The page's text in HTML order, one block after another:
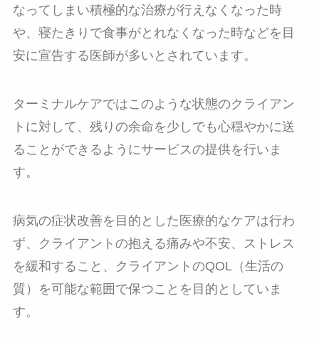
なってしまい積極的な治療が行えなくなった時
や、寝たきりで食事がとれなくなった時などを目
安に宣告する医師が多いとされています。
ターミナルケアではこのような状態のクライアン
トに対して、残りの余命を少しでも心穏やかに送
ることができるようにサービスの提供を行いま
す。
病気の症状改善を目的とした医療的なケアは行わ
ず、クライアントの抱える痛みや不安、ストレス
を緩和すること、クライアントのQOL（生活の
質）を可能な範囲で保つことを目的としていま
す。